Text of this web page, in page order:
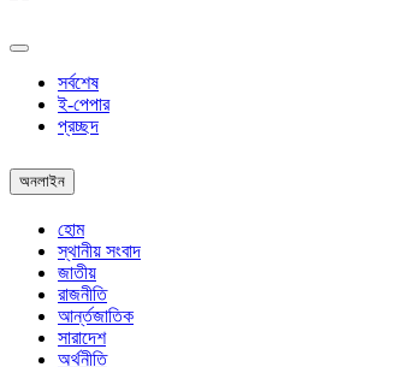
সর্বশেষ
ই-পেপার
প্রচ্ছদ
অনলাইন
হোম
স্থানীয় সংবাদ
জাতীয়
রাজনীতি
আর্ন্তজাতিক
সারাদেশ
অর্থনীতি